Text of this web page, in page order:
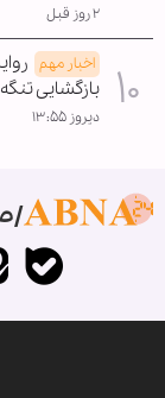
۲ روز قبل
اخبار مهم
بازگشایی
دیروز ۱۳:۵۵